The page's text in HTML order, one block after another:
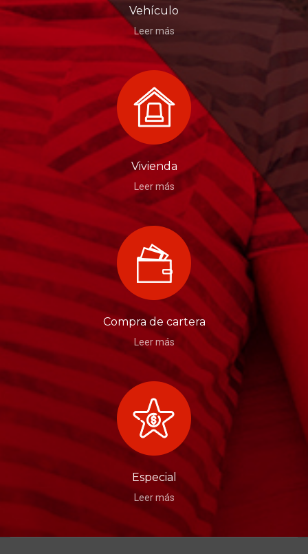
Vehículo
Leer más
Vivienda
Leer más
Compra de cartera
Leer más
Especial
Leer más